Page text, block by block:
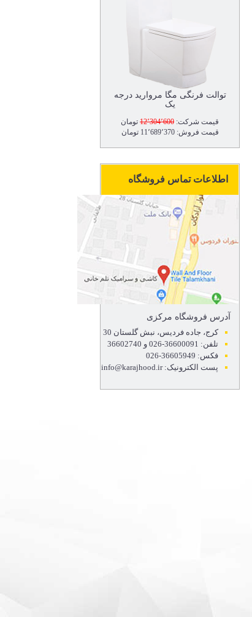
توالت فرنگی مگا مروارید درجه
یک
قیمت شرکت: 12٬304٬600 تومان
قیمت فروش: 11٬689٬370 تومان
اطلاعات تماس فروشگاه
آدرس فروشگاه مرکزی
کرج، جاده فردیس، نبش گلستان 30
تلفن: 36600091-026 و 36602740
فکس: 36605949-026
پست الکترونیک: info@karajhood.ir